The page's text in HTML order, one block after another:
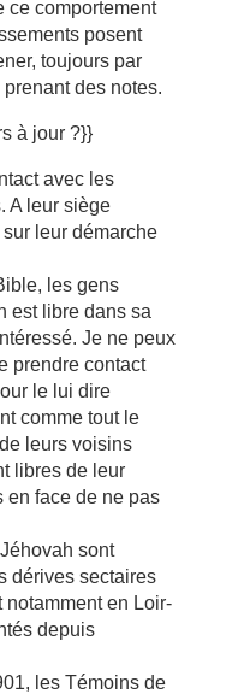
comportement
posent
toujours par
des notes.
à jour ?}}
avec les
A leur siège
leur démarche
les gens
est libre dans sa
Je ne peux
prendre contact
le lui dire
comme tout le
leurs voisins
libres de leur
en face de ne pas
sont
dérives sectaires
notamment en Loir-
depuis
les Témoins de